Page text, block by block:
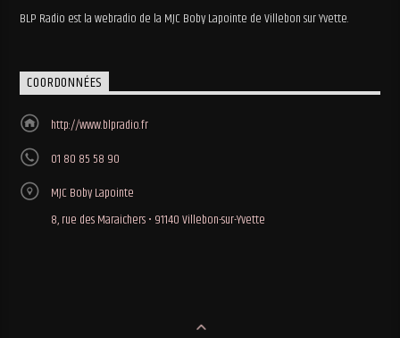
BLP Radio est la webradio de la MJC Boby Lapointe de Villebon sur Yvette.
COORDONNÉES
http://www.blpradio.fr
01 80 85 58 90
MJC Boby Lapointe
8, rue des Maraichers • 91140 Villebon-sur-Yvette